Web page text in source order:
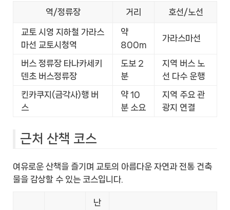
역/정류장 거리 호선/노선
교토 시영 지하철 가라스
마선 교토시청역
약
800m
가라스마선
버스 정류장 타나카세키
덴초 버스정류장
도보 2
분
지역 버스 노
선 다수 운행
킨카쿠지(금각사)행 버
스
약 10
분 소요
지역 주요 관
광지 연결
근처 산책 코스
여유로운 산책을 즐기며 교토의 아름다운 자연과 전통 건축
물을 감상할 수 있는 코스입니다.
난